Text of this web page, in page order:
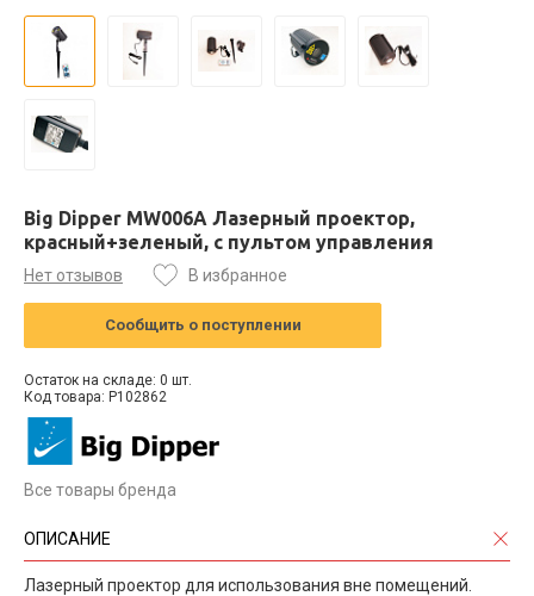
Big Dipper MW006A Лазерный проектор,
красный+зеленый, с пультом управления
Нет отзывов В избранное
Сообщить о поступлении
Остаток на складе: 0 шт.
Код товара: P102862
Все товары бренда
ОПИСАНИЕ
Лазерный проектор для использования вне помещений.